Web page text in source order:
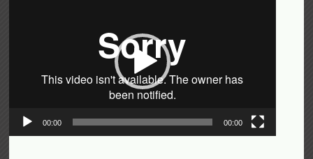
00:00 00:00